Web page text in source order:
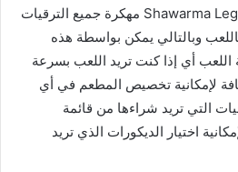
لعبة اسطورة الشاورما Shawarma Legend مهكرة جميع الترقيات
وبالتالي يمكن بواسطة هذه
أي إذا كنت تريد اللعب بسرعة
لإمكانية تخصيص المطعم في أي
التي تريد شراءها من قائمة
اختيار الديكورات الذي تريد